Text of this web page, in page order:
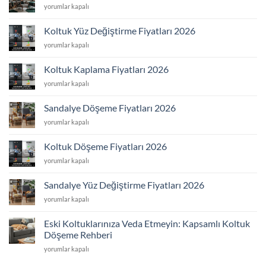
Koltuk
2026
için
yorumlar kapalı
Koltuk Yüz Değiştirme Fiyatları 2026
Koltuk
Fiyatları
2026
yorumlar kapalı
Koltuk Kaplama Fiyatları 2026
Koltuk
2026
için
yorumlar kapalı
Sandalye Döşeme Fiyatları 2026
Sandalye
2026
için
yorumlar kapalı
Koltuk Döşeme Fiyatları 2026
Koltuk
2026
için
yorumlar kapalı
Sandalye Yüz Değiştirme Fiyatları 2026
Sandalye
Fiyatları
2026
için
yorumlar kapalı
Eski Koltuklarınıza Veda Etmeyin: Kapsamlı Koltuk
Döşeme Rehberi
Eski
yorumlar kapalı